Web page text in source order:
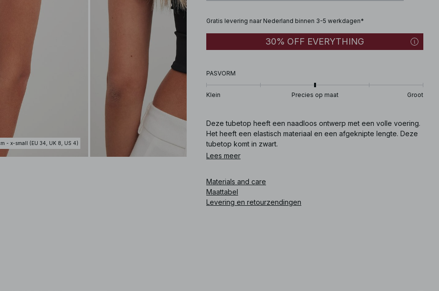
- x-small (EU 34, UK 8, US 4)
Gratis levering naar Nederland binnen 3-5 werkdagen*
30% OFF EVERYTHING
PASVORM
Klein Precies op maat Groot
Deze tubetop heeft een naadloos ontwerp met een volle voering.
Het heeft een elastisch materiaal en een afgeknipte lengte. Deze
tubetop komt in zwart.
Lees meer
Materials and care
Maattabel
Levering en retourzendingen